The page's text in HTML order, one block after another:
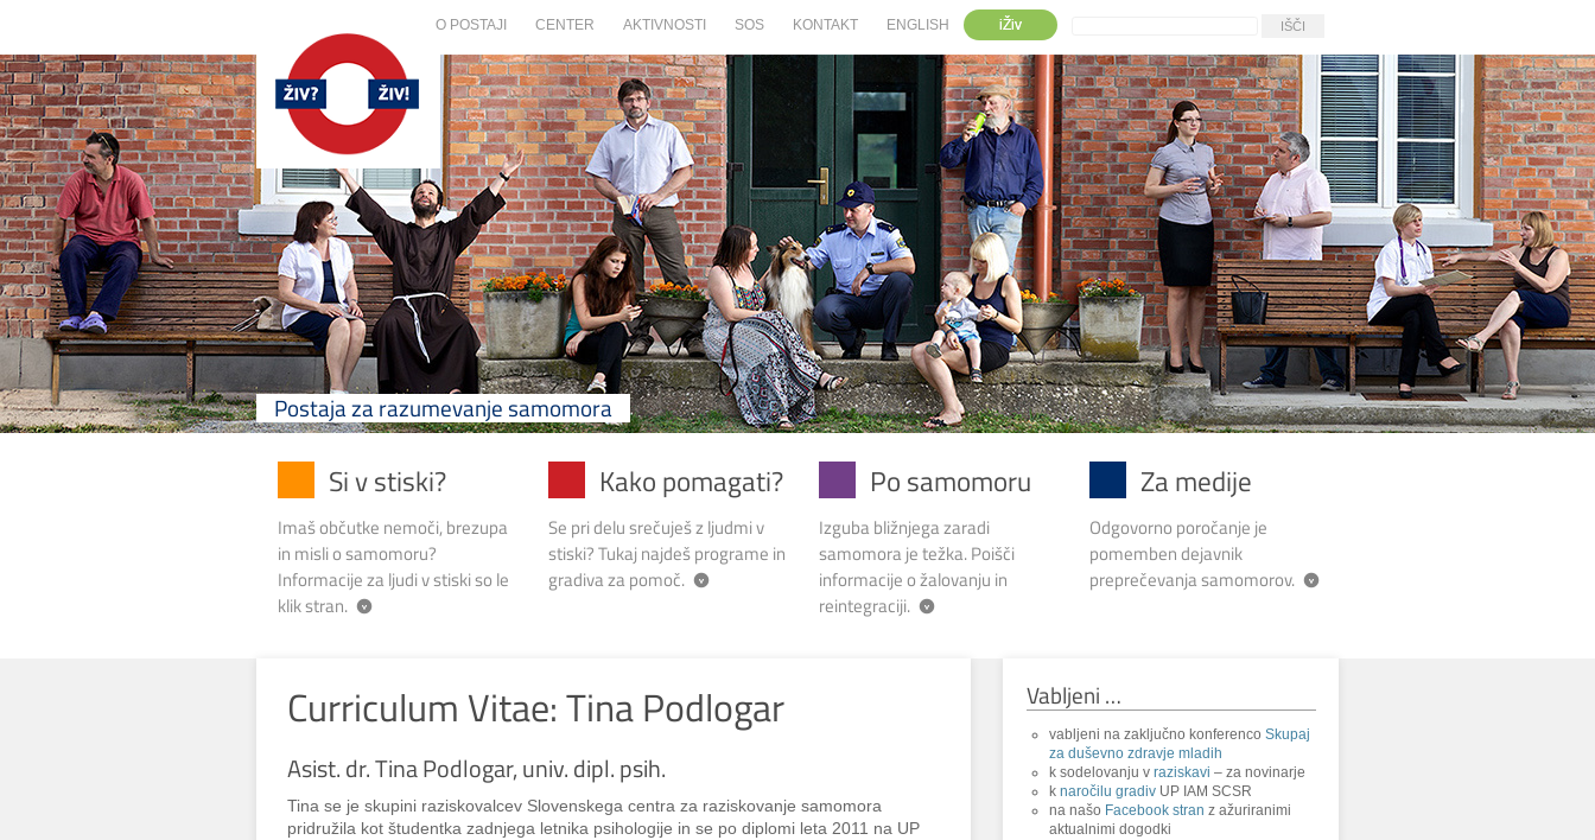
O POSTAJI CENTER AKTIVNOSTI SOS KONTAKT ENGLISH iŽiv
Postaja za razumevanje samomora
Si v stiski?
Imaš občutke nemoči, brezupa
in misli o samomoru?
Informacije za ljudi v stiski so le
klik stran.
Kako pomagati?
Se pri delu srečuješ z ljudmi v
stiski? Tukaj najdeš programe in
gradiva za pomoč.
Po samomoru
Izguba bližnjega zaradi
samomora je težka. Poišči
informacije o žalovanju in
reintegraciji.
Za medije
Odgovorno poročanje je
pomemben dejavnik
preprečevanja samomorov.
Curriculum Vitae: Tina Podlogar
Asist. dr. Tina Podlogar, univ. dipl. psih.
Tina se je skupini raziskovalcev Slovenskega centra za raziskovanje samomora
pridružila kot študentka zadnjega letnika psihologije in se po diplomi leta 2011 na UP
Vabljeni …
vabljeni na zaključno konferenco Skupaj
za duševno zdravje mladih
k sodelovanju v raziskavi – za novinarje
k naročilu gradivUP IAM SCSR
na našo Facebook stran z ažuriranimi
aktualnimi dogodki